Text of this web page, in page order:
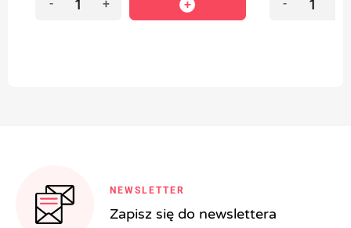
- + -
NEWSLETTER
Zapisz się do newslettera